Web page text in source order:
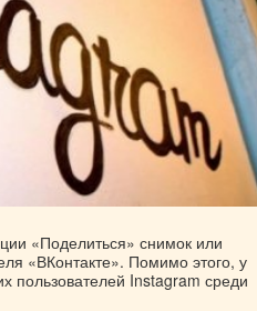
«Поделиться» снимок или
«ВКонтакте». Помимо этого, у
пользователей Instagram среди